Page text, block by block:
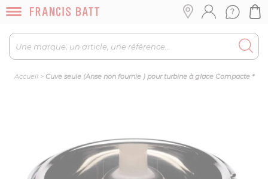
Accueil> Cuve seule (Anse non fournie ) pour turbine à glace Compacte *